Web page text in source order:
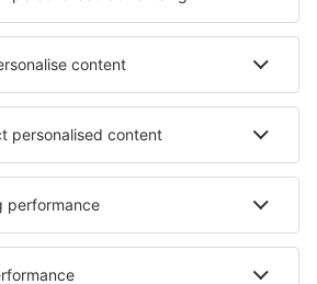
Hoteluri în La Union
- orașe
Hoteluri în Abbeville
Hoteluri în Durham
Hoteluri în Duingt